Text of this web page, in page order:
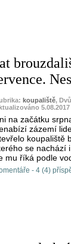
koupaliště,
5.08.2017
na začátku
zázemí
koupaliště
se nachází
mu říká podle
- 4 (4)